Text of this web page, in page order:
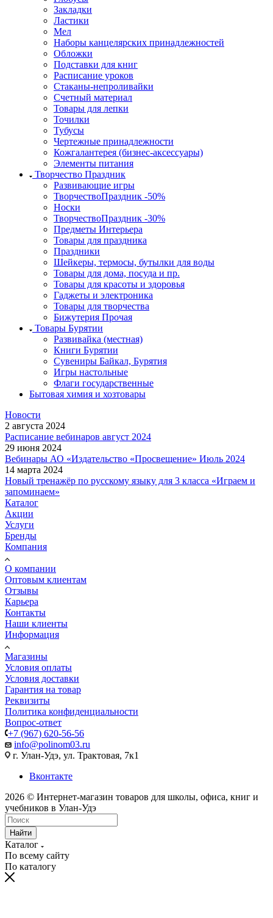
Закладки
Ластики
Мел
Наборы канцелярских принадлежностей
Обложки
Подставки для книг
Расписание уроков
Стаканы-непроливайки
Счетный материал
Товары для лепки
Точилки
Тубусы
Чертежные принадлежности
Кожгалантерея (бизнес-аксессуары)
Элементы питания
Творчество Праздник
Развивающие игры
ТворчествоПраздник -50%
Носки
ТворчествоПраздник -30%
Предметы Интерьера
Товары для праздника
Праздники
Шейкеры, термосы, бутылки для воды
Товары для дома, посуда и пр.
Товары для красоты и здоровья
Гаджеты и электроника
Товары для творчества
Бижутерия Прочая
Товары Бурятии
Развивайка (местная)
Книги Бурятии
Сувениры Байкал, Бурятия
Игры настольные
Флаги государственные
Бытовая химия и хозтовары
Новости
2 августа 2024
Расписание вебинаров август 2024
29 июня 2024
Вебинары АО «Издательство «Просвещение» Июль 2024
14 марта 2024
Новый тренажёр по русскому языку для 3 класса «Играем и
запоминаем»
Каталог
Акции
Услуги
Бренды
Компания
О компании
Оптовым клиентам
Отзывы
Карьера
Контакты
Наши клиенты
Информация
Магазины
Условия оплаты
Условия доставки
Гарантия на товар
Реквизиты
Политика конфиденциальности
Вопрос-ответ
+7 (967) 620-56-56
info@polinom03.ru
г. Улан-Удэ, ул. Трактовая, 7к1
Вконтакте
2026 © Интернет-магазин товаров для школы, офиса, книг и
учебников в Улан-Удэ
Найти
Каталог
По всему сайту
По каталогу